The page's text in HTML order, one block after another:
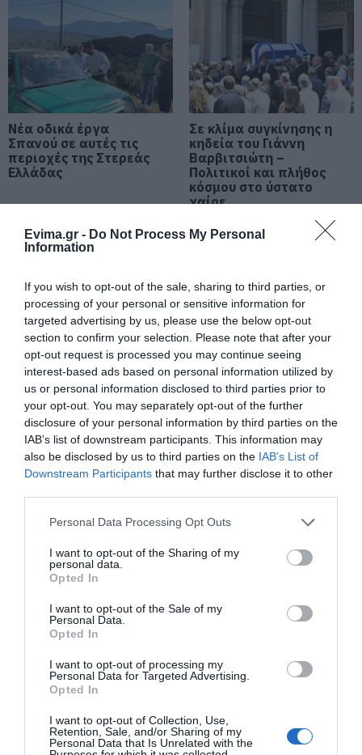
Evima.gr - Do Not Process My Personal
Information
If you wish to opt-out of the sale, sharing to third parties, or
processing of your personal or sensitive information for
targeted advertising by us, please use the below opt-out
section to confirm your selection. Please note that after your
opt-out request is processed you may continue seeing
interest-based ads based on personal information utilized by
us or personal information disclosed to third parties prior to
your opt-out. You may separately opt-out of the further
disclosure of your personal information by third parties on the
IAB’s list of downstream participants. This information may
also be disclosed by us to third parties on the IAB’s List of
Downstream Participants that may further disclose it to other
Please note that this website/app uses one or more Google
not limited to your visit or usage behaviour. You may click to
grant or deny consent to Google and its third-party tags to
use your data for below specified purposes in below Google
consent section.
Personal Data Processing Opt Outs
I want to opt-out of the Sharing of my
personal data.
Opted In
I want to opt-out of the Sale of my
Personal Data.
Opted In
I want to opt-out of processing my
Personal Data for Targeted Advertising.
Opted In
I want to opt-out of Collection, Use,
Retention, Sale, and/or Sharing of my
Personal Data that Is Unrelated with the
Μεταμόρφωση του Σωτήρος: Η
γιορτή που θα θυμίζει πάντα την
καταστροφική φωτιά στη Βόρεια
Εύβοια
06.08.2026 | 10:00
Στα «κάγκελα» οι δάσκαλοι για
τους διορισμούς: «Η Εύβοια δεν
μπορεί να παραμένει αόρατη»
Καλοκαίρι στην Εύβοια: Πώς οι
νέοι γέμισαν με κόσμο και φέτος
το χωριό τους!
Χωρίς νερό σήμερα αυτές οι
περιοχές της Εύβοιας
06.08.2026 | 09:15
Ποιες περιοχές θα έχουν σήμερα
(6/8) διακοπή ρεύματος στην
Εύβοια
Νέα οδικά έργα
Σπανού σε αυτές τις
περιοχές της Στερεάς
Ελλάδας
Σε κλίμα συγκίνησης η
κηδεία του Γιάννη
Βαρβιτσιώτη –
Πολιτικοί και πλήθος
κόσμου στο ύστατο
χαίρε
Έκτακτο: Συνάντηση
Σπανού – Γεωργιάδη
στη Λαμία
Σήμερα το τελευταίο
αντίο στον Ιωάννη
Βαρβιτσιώτη